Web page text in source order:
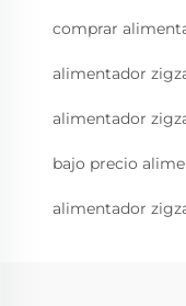
comprar
alimentador
alimentador
bajo precio
alimentador